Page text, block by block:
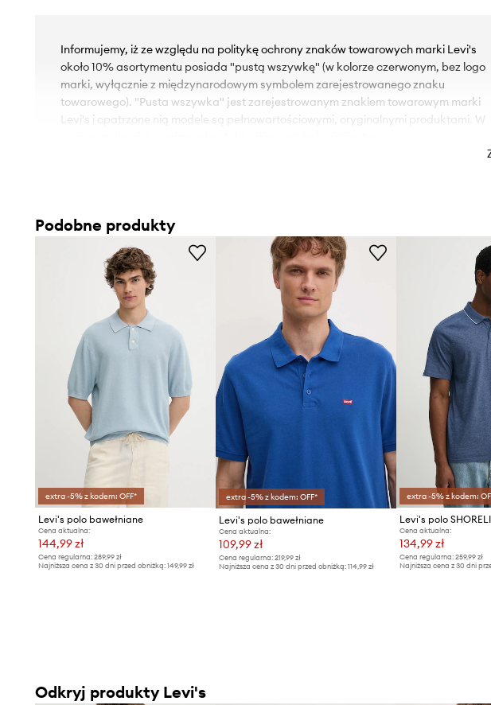
Informujemy, iż ze względu na politykę ochrony znaków towarowych marki Levi's
około 10% asortymentu posiada "pustą wszywkę" (w kolorze czerwonym, bez logo
marki, wyłącznie z międzynarodowym symbolem zarejestrowanego znaku
towarowego). "Pusta wszywka" jest zarejestrowanym znakiem towarowym marki
Levi's i opatrzone nią modele są pełnowartościowymi, oryginalnymi produktami. W
ściąganie.
- Krój rękawa z obniżoną linią ramion nie ogranicza mobilności.
- Z przodu wyhaftowane logo marki.
- Długość: 75 cm.
- Szerokość pod pachami: 60 cm.
- Wymiary podane dla rozmiaru: L.
Podobne produkty
extra -5% z kodem: OFF*
Levi's polo bawełniane
Cena aktualna:
144,99 zł
Cena regularna: 289,99 zł
Najniższa cena z 30 dni przed obniżką: 149,99 zł
extra -5% z kodem: OFF*
Levi's polo bawełniane
Cena aktualna:
109,99 zł
Cena regularna:219,99 zł
Najniższa cena z 30 dni przed obniżką:114,99 zł
extra -5% z kodem:
Levi's polo
Cena aktualna:
134,99 zł
Cena regularna: 259,99 zł
Najniższa cena z 30 dni
Odkryj produkty Levi's